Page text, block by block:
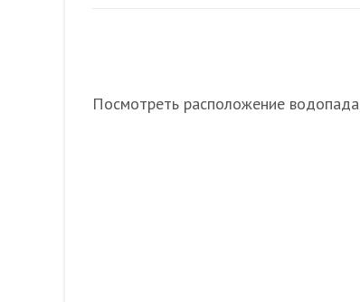
Посмотреть расположение